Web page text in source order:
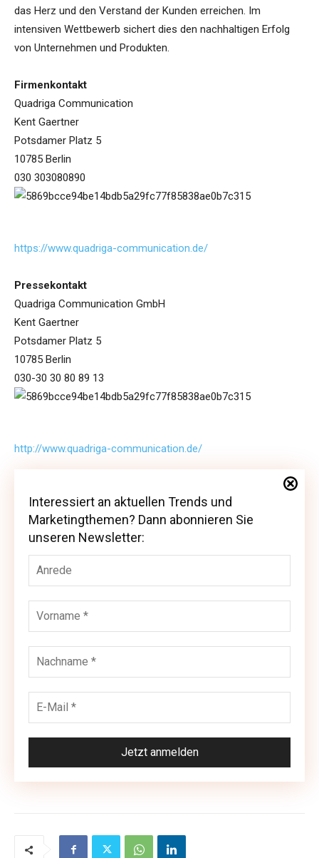
das Herz und den Verstand der Kunden erreichen. Im
intensiven Wettbewerb sichert dies den nachhaltigen Erfolg
von Unternehmen und Produkten.
Firmenkontakt
Quadriga Communication
Kent Gaertner
Potsdamer Platz 5
10785 Berlin
030 303080890
https://www.quadriga-communication.de/
Pressekontakt
Quadriga Communication GmbH
Kent Gaertner
Potsdamer Platz 5
10785 Berlin
030-30 30 80 89 13
http://www.quadriga-communication.de/
Interessiert an aktuellen Trends und
Marketingthemen? Dann abonnieren Sie
unseren Newsletter:
Interessiert an aktuellen Trends und
Marketingthemen? Dann abonnieren Sie
unseren Newsletter: